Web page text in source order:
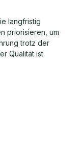
langfristig
priorisieren, um
trotz der
Qualität ist.